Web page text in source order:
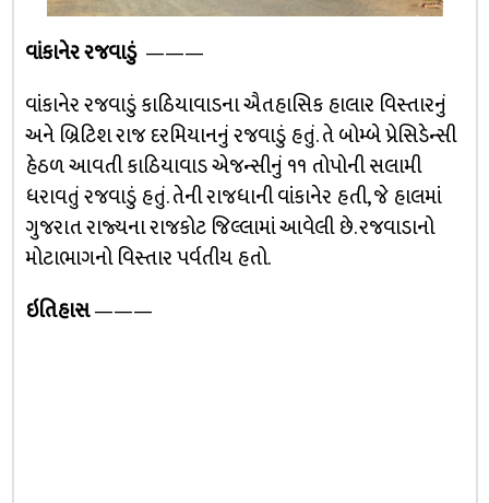
વાંકાનેર રજવાડું———
વાંકાનેર રજવાડું કાઠિયાવાડના ઐતહાસિક હાલાર વિસ્તારનું
અને બ્રિટિશ રાજ દરમિયાનનું રજવાડું હતું. તે બોમ્બે પ્રેસિડેન્સી
હેઠળ આવતી કાઠિયાવાડ એજન્સીનું ૧૧ તોપોની સલામી
ધરાવતું રજવાડું હતું. તેની રાજધાની વાંકાનેર હતી, જે હાલમાં
ગુજરાત રાજ્યના રાજકોટ જિલ્લામાં આવેલી છે. રજવાડાનો
મોટાભાગનો વિસ્તાર પર્વતીય હતો.
ઇતિહાસ———